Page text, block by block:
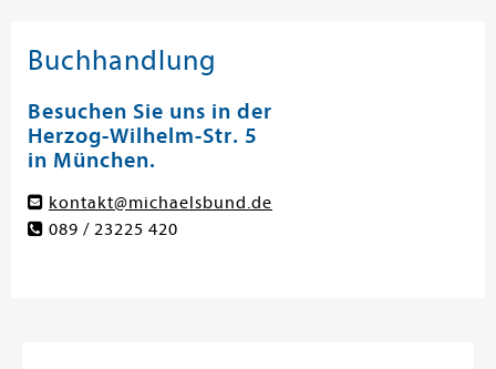
Buchhandlung
Besuchen Sie uns in der
Herzog-Wilhelm-Str. 5
in München.
kontakt@michaelsbund.de
089 / 23225 420